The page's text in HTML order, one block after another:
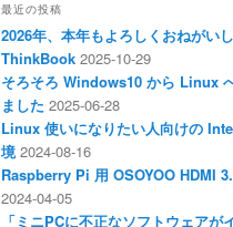
最近の投稿
2026年、本年もよろしくおねがい
ThinkBook 2025-10-29
そろそろ Windows10 から Linux
ました 2025-06-28
Linux 使いになりたい人向けの
境 2024-08-16
Raspberry Pi 用 OSOYOO HDMI
2024-04-05
「ミニPCに不正なソフトウェア